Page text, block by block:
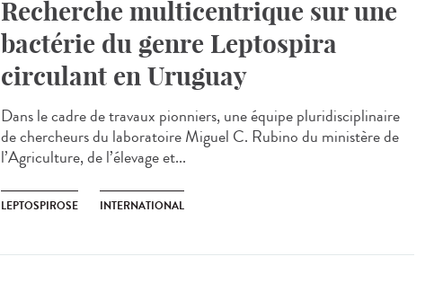
Recherche multicentrique sur une
bactérie du genre Leptospira
circulant en Uruguay
Dans le cadre de travaux pionniers, une équipe pluridisciplinaire
de chercheurs du laboratoire Miguel C. Rubino du ministère de
l’Agriculture, de l’élevage et...
LEPTOSPIROSE INTERNATIONAL